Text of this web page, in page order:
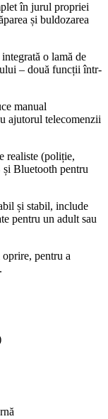
în jurul propriei
și buldozarea
o lamă de
– două funcții într-
manual
ajutorul telecomenzii
realiste (poliție,
Bluetooth pentru
și stabil, include
pentru un adult sau
pentru a